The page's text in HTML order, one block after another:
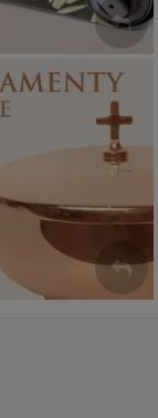
Sakramenty Święte